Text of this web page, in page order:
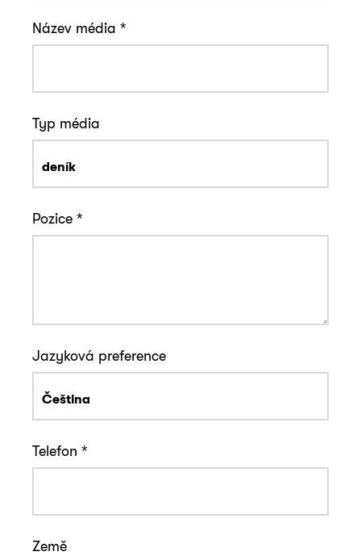
Název média *
Typ média
Pozice *
Jazyková preference
Telefon *
Země